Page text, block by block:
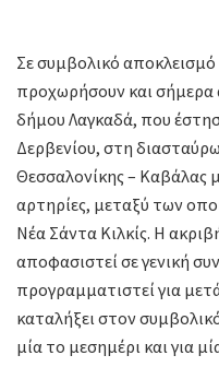
Σε συμβολικό
προχωρήσουν και σήμερα
δήμου Λαγκαδά, που
Δερβενίου, στη
Θεσσαλονίκης – Καβάλας
αρτηρίες, μεταξύ των
Νέα Σάντα Κιλκίς. Η
αποφασιστεί σε γενική
προγραμματιστεί για
καταλήξει στον
μία το μεσημέρι και για